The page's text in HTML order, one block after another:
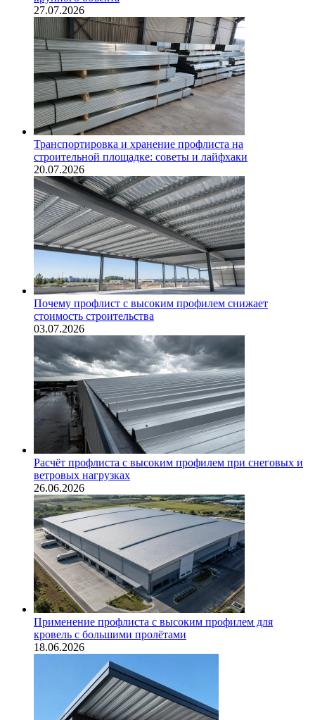
27.07.2026
Транспортировка и хранение профлиста на
строительной площадке: советы и лайфхаки
20.07.2026
Почему профлист с высоким профилем снижает
стоимость строительства
03.07.2026
Расчёт профлиста с высоким профилем при снеговых и
ветровых нагрузках
26.06.2026
Применение профлиста с высоким профилем для
кровель с большими пролётами
18.06.2026